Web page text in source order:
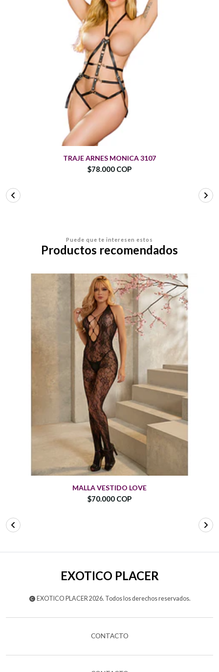
TRAJE ARNES MONICA 3107
$78.000 COP
Puede que te interesen estos
Productos recomendados
MALLA VESTIDO LOVE
$70.000 COP
EXOTICO PLACER
EXOTICO PLACER 2026. Todos los derechos reservados.
CONTACTO